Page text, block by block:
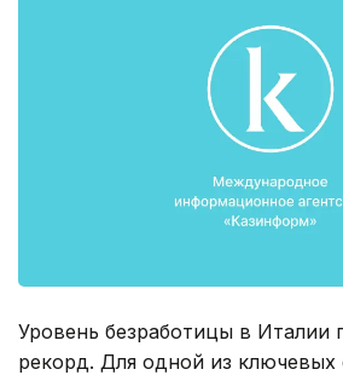
Уровень безработицы в Италии
рекорд. Для одной из ключевых